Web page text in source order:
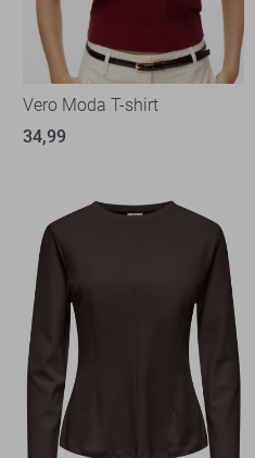
Vero Moda T-shirt
34,99